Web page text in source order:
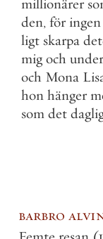
millionärer
den, för ingen
ligt skarpa
mig och under
och Mona
hon hänger
som det
barbro